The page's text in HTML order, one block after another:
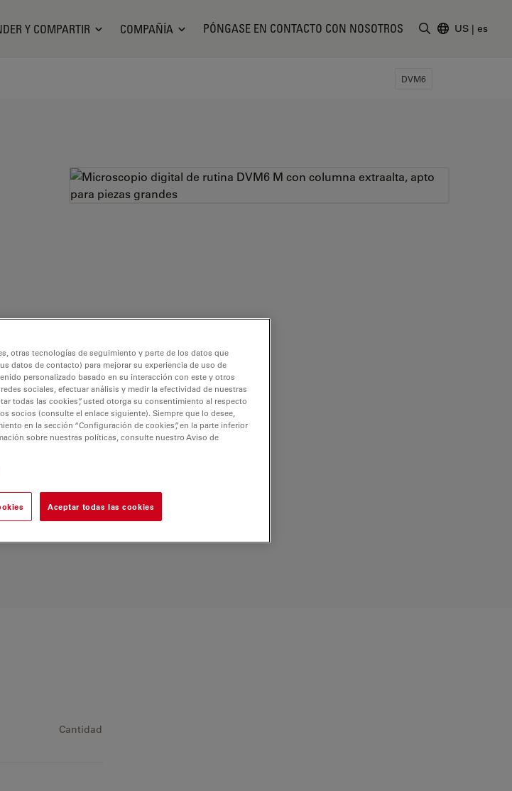
Y COMPARTIR COMPAÑÍA PÓNGASE EN CONTACTO CON NOSOTROS US | es
DVM6
Cantidad
otras tecnologías de seguimiento y parte de los datos que
datos de contacto) para mejorar su experiencia de uso de
personalizado basado en su interacción con este y otros
sociales, efectuar análisis y medir la efectividad de nuestras
todas las cookies”, usted otorga su consentimiento al respecto
socios (consulte el enlace siguiente). Siempre que lo desee,
en la sección “Configuración de cookies”, en la parte inferior
sobre nuestras políticas, consulte nuestro Aviso de
Aceptar todas las cookies